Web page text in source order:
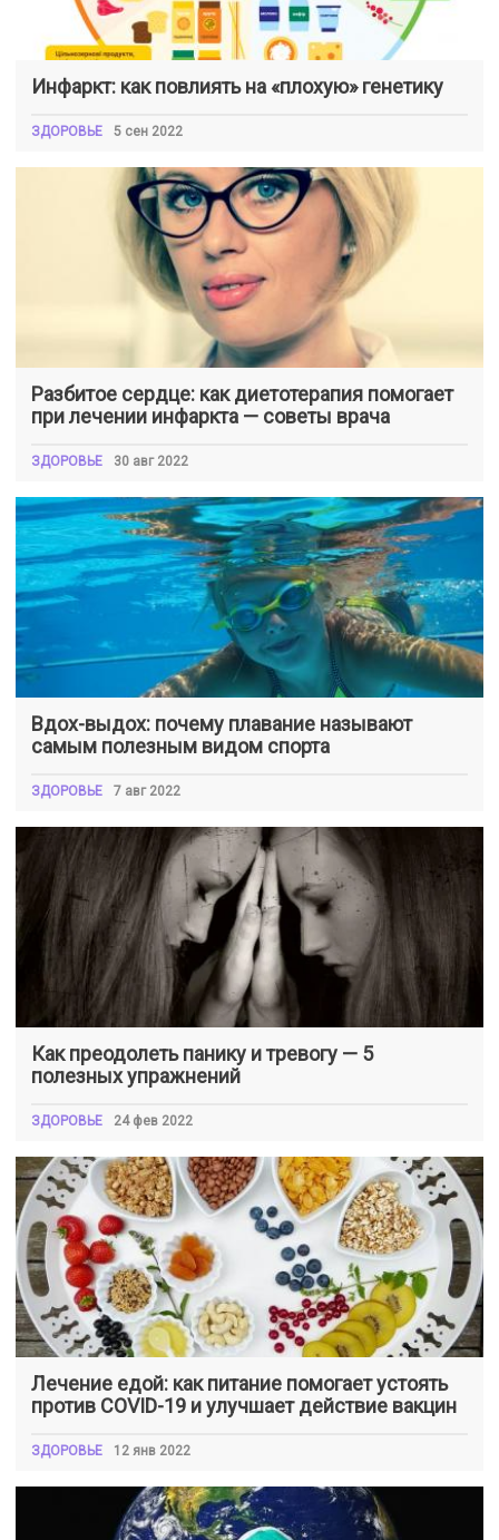
Инфаркт: как повлиять на «плохую» генетику
ЗДОРОВЬЕ 5 сен 2022
Разбитое сердце: как диетотерапия помогает
при лечении инфаркта — советы врача
ЗДОРОВЬЕ 30 авг 2022
Вдох-выдох: почему плавание называют
самым полезным видом спорта
ЗДОРОВЬЕ 7 авг 2022
Как преодолеть панику и тревогу — 5
полезных упражнений
ЗДОРОВЬЕ 24 фев 2022
Лечение едой: как питание помогает устоять
против COVID-19 и улучшает действие вакцин
ЗДОРОВЬЕ 12 янв 2022